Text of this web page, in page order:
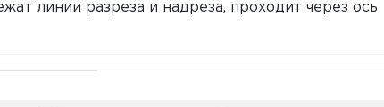
линии разреза и надреза, проходит через ось